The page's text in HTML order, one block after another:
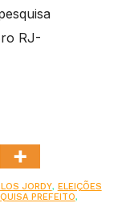
RJ-
JORDY, ELEIÇÕES
PREFEITO,